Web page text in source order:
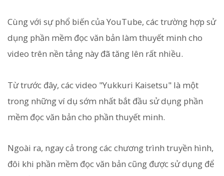
Cùng với sự phổ biến của YouTube, các trường hợp sử
dụng phần mềm đọc văn bản làm thuyết minh cho
video trên nền tảng này đã tăng lên rất nhiều.
Từ trước đây, các video "Yukkuri Kaisetsu" là một
trong những ví dụ sớm nhất bắt đầu sử dụng phần
mềm đọc văn bản cho phần thuyết minh.
Ngoài ra, ngay cả trong các chương trình truyền hình,
đôi khi phần mềm đọc văn bản cũng được sử dụng để